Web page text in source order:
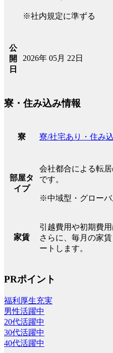
※社内規定に準ずる
公
開
日
2026年 05月 22日
寮・住み込み情報
寮 寮/社宅あり・住み
部屋タ
イプ
会社都合による転
です。
※中域型・グローバ
家賃
引越費用や初期費
さらに、毎月の家
ートします。
PRポイント
福利厚生充実
男性活躍中
20代活躍中
30代活躍中
40代活躍中